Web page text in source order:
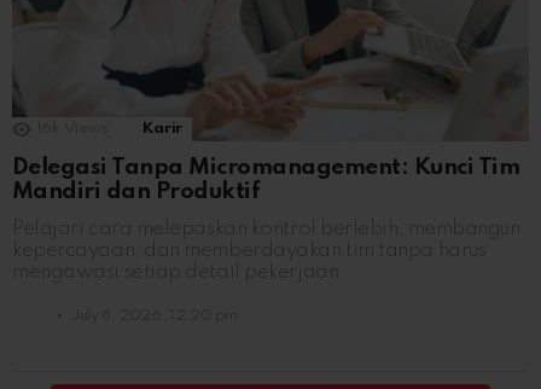
Karir
Delegasi Tanpa Micromanagement: Kunci Tim
Mandiri dan Produktif
Pelajari cara melepaskan kontrol berlebih, membangun
kepercayaan, dan memberdayakan tim tanpa harus
mengawasi setiap detail pekerjaan.